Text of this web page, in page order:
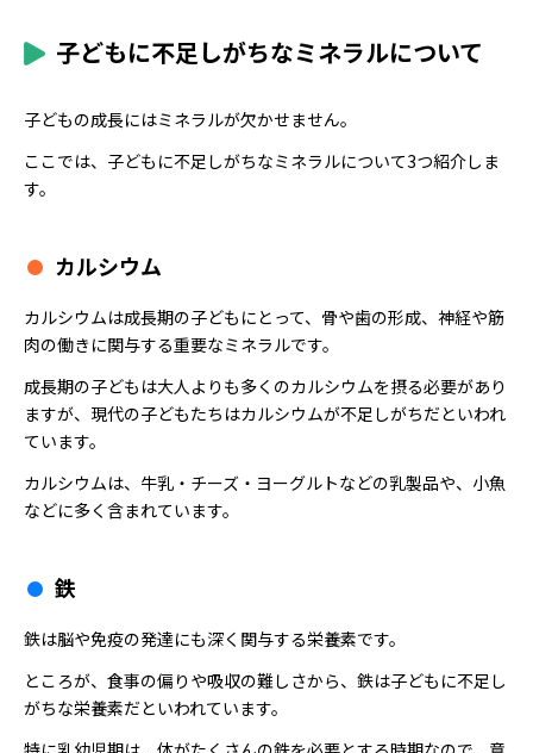
子どもに不足しがちなミネラルについて
子どもの成長にはミネラルが欠かせません。
ここでは、子どもに不足しがちなミネラルについて3つ紹介しま
す。
カルシウム
カルシウムは成長期の子どもにとって、骨や歯の形成、神経や筋
肉の働きに関与する重要なミネラルです。
成長期の子どもは大人よりも多くのカルシウムを摂る必要があり
ますが、現代の子どもたちはカルシウムが不足しがちだといわれ
ています。
カルシウムは、牛乳・チーズ・ヨーグルトなどの乳製品や、小魚
などに多く含まれています。
鉄
鉄は脳や免疫の発達にも深く関与する栄養素です。
ところが、食事の偏りや吸収の難しさから、鉄は子どもに不足し
がちな栄養素だといわれています。